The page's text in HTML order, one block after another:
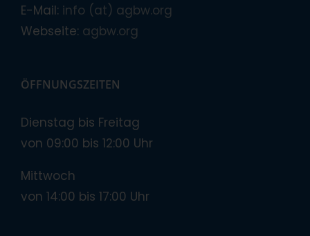
E-Mail: info (at) agbw.org
Webseite: agbw.org
ÖFFNUNGSZEITEN
Dienstag bis Freitag
von 09:00 bis 12:00 Uhr
Mittwoch
von 14:00 bis 17:00 Uhr